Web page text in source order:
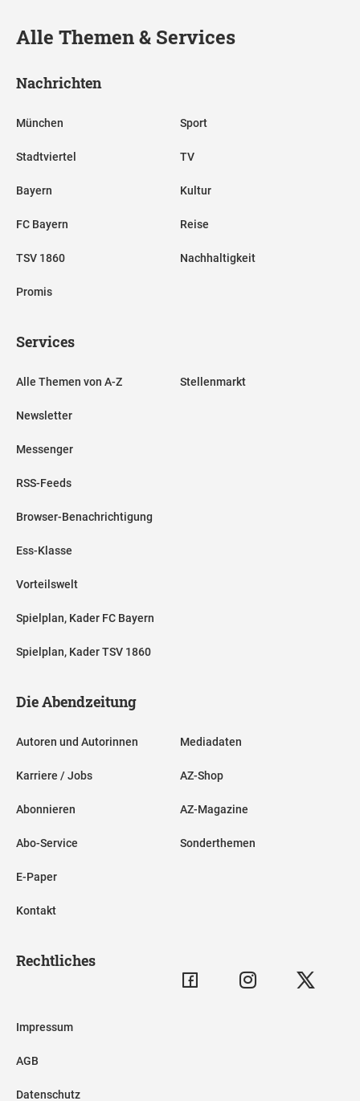
Alle Themen & Services
Nachrichten
München
Stadtviertel
Bayern
FC Bayern
TSV 1860
Promis
Sport
TV
Kultur
Reise
Nachhaltigkeit
Services
Alle Themen von A-Z
Newsletter
Messenger
RSS-Feeds
Browser-Benachrichtigung
Ess-Klasse
Vorteilswelt
Spielplan, Kader FC Bayern
Spielplan, Kader TSV 1860
Stellenmarkt
Die Abendzeitung
Autoren und Autorinnen
Karriere / Jobs
Abonnieren
Abo-Service
E-Paper
Kontakt
Mediadaten
AZ-Shop
AZ-Magazine
Sonderthemen
Rechtliches
Impressum
AGB
Datenschutz